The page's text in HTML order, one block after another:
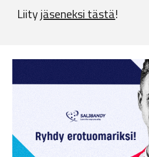
Liityjäseneksi tästä!